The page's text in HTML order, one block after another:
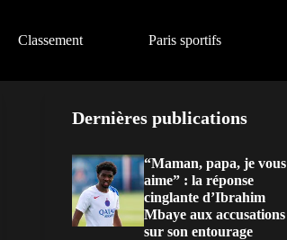
Classement Paris sportifs
Dernières publications
“Maman, papa, je vous
aime” : la réponse
cinglante d’Ibrahim
Mbaye aux accusations
sur son entourage